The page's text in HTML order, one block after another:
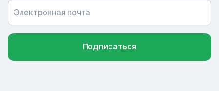
Электронная почта
Подписаться